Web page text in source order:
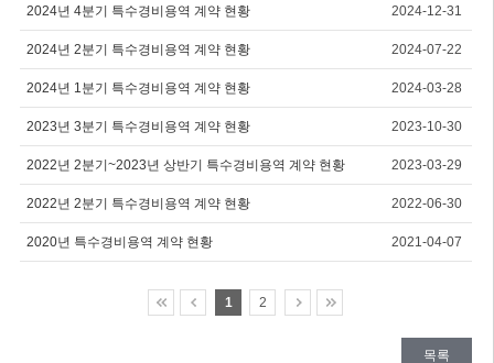
2024년 4분기 특수경비용역 계약 현황 2024-12-31
2024년 2분기 특수경비용역 계약 현황 2024-07-22
2024년 1분기 특수경비용역 계약 현황 2024-03-28
2023년 3분기 특수경비용역 계약 현황 2023-10-30
2022년 2분기~2023년 상반기 특수경비용역 계약 현황 2023-03-29
2022년 2분기 특수경비용역 계약 현황 2022-06-30
2020년 특수경비용역 계약 현황 2021-04-07
1 2
목록